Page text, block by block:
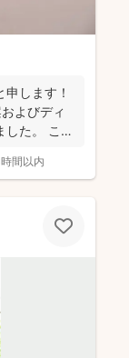
します！
よびディ
した。 これ
間以内